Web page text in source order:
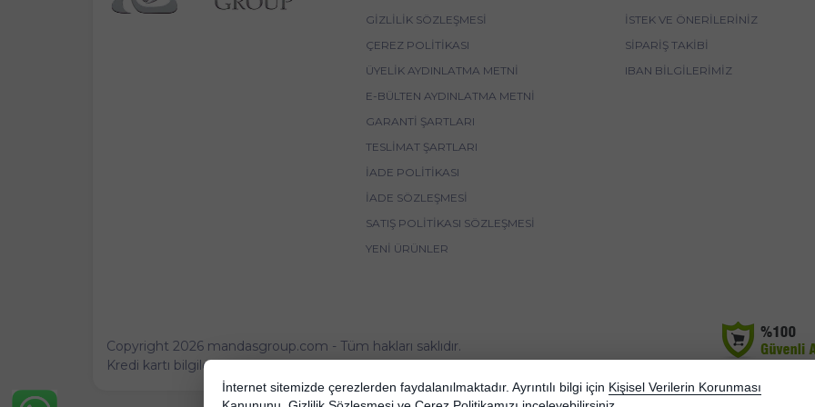
GIZLILIK SÖZLEŞMESI
ÇEREZ POLITIKASI
ÜYELIK AYDINLATMA METNI
E-BÜLTEN AYDINLATMA METNI
GARANTI ŞARTLARI
TESLIMAT ŞARTLARI
İADE POLITIKASI
İADE SÖZLEŞMESI
SATIŞ POLITIKASI SÖZLEŞMESI
YENI ÜRÜNLER
İSTEK VE ÖNERILERINIZ
SIPARIŞ TAKIBI
IBAN BİLGİLERİMİZ
Copyright 2026 mandasgroup.com - Tüm hakları saklıdır.
Kredi kartı bilgileriniz 256bit SSL sertifikası ile korunmaktadır.
İnternet sitemizde çerezlerden faydalanılmaktadır. Ayrıntılı bilgi için Kişisel Verilerin Korunması